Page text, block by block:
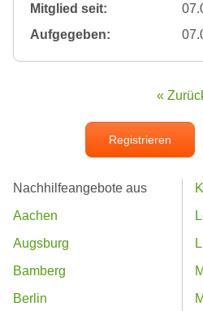
Mitglied seit:
Aufgegeben:
«
Registrieren
Nachhilfeangebote aus
Aachen
Augsburg
Bamberg
Berlin